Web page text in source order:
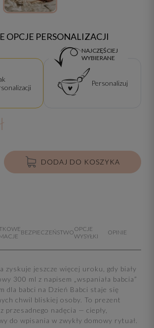
OPCJE PERSONALIZACJI
Personalizuj
NAJCZĘŚCIEJ
WYBIERANE
DODAJ DO KOSZYKA
BEZPIECZEŃSTWOOPCJE
WYSYŁKI
OPINIE
zyskuje jeszcze więcej uroku, gdy biały
300 ml z napisem „wspaniała babcia”
dla babci na Dzień Babci staje się
chwil bliskiej osoby. To prezent
przesadnego nadęcia — ciepły,
do wpisania w zwykły domowy rytuał.